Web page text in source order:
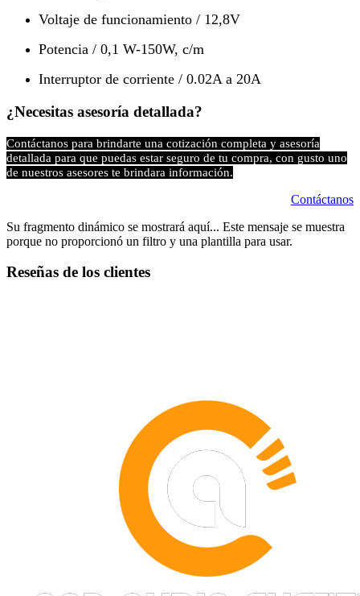
Voltaje de funcionamiento / 12,8V
Potencia / 0,1 W-150W, c/m
Interruptor de corriente / 0.02A a 20A
¿Necesitas asesoría detallada?
Contáctanos para brindarte una cotización completa y asesoría
detallada para que puedas estar seguro de tu compra, con gusto uno
de nuestros asesores te brindara información.
Contáctanos
Su fragmento dinámico se mostrará aquí... Este mensaje se muestra
porque no proporcionó un filtro y una plantilla para usar.
Reseñas de los clientes